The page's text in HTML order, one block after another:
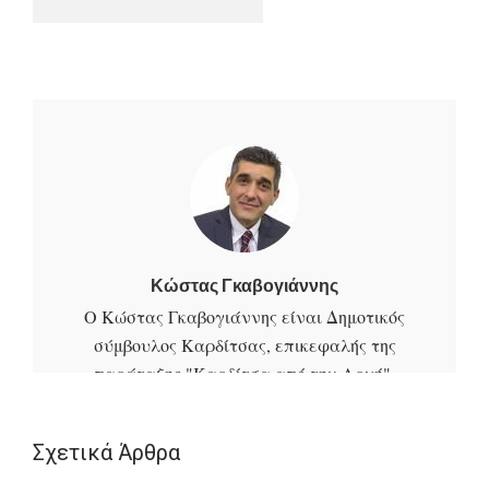
Κώστας Γκαβογιάννης
Ο Κώστας Γκαβογιάννης είναι Δημοτικός
σύμβουλος Καρδίτσας, επικεφαλής της
παράταξης "Καρδίτσα από την Αρχή",
Σχετικά Άρθρα